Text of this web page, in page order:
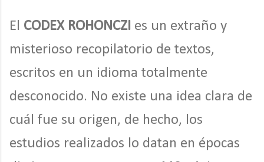
El CODEX ROHONCZI es un extraño y
misterioso recopilatorio de textos,
escritos en un idioma totalmente
desconocido. No existe una idea clara de
cuál fue su origen, de hecho, los
estudios realizados lo datan en épocas